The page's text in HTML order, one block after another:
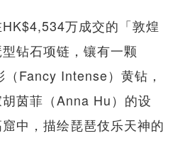
万成交的「敦煌
钻石项链，镶有一颗
Fancy Intense）黄钻，
茵菲（Anna Hu）的设
中，描绘琵琶伎乐天神的